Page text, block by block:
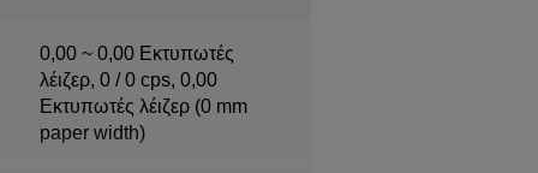
0,00 ~ 0,00 Εκτυπωτές
λέιζερ, 0 / 0 cps, 0,00
Εκτυπωτές λέιζερ (0 mm
paper width)